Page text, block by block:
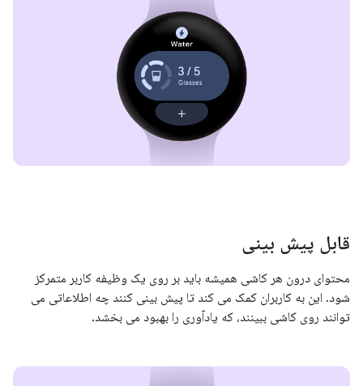
قابل پیش بینی
محتوای درون هر کاشی همیشه باید بر روی یک وظیفه کاربر متمرکز
شود. این به کاربران کمک می کند تا پیش بینی کنند چه اطلاعاتی می
توانند روی کاشی ببینند، که یادآوری را بهبود می بخشد.